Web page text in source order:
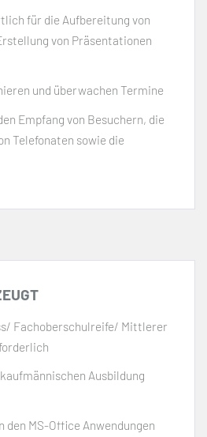
für die Aufbereitung von
von Präsentationen
und überwachen Termine
Empfang von Besuchern, die
Telefonaten sowie die
Fachoberschulreife/ Mittlerer
Ausbildung
den MS-Office Anwendungen